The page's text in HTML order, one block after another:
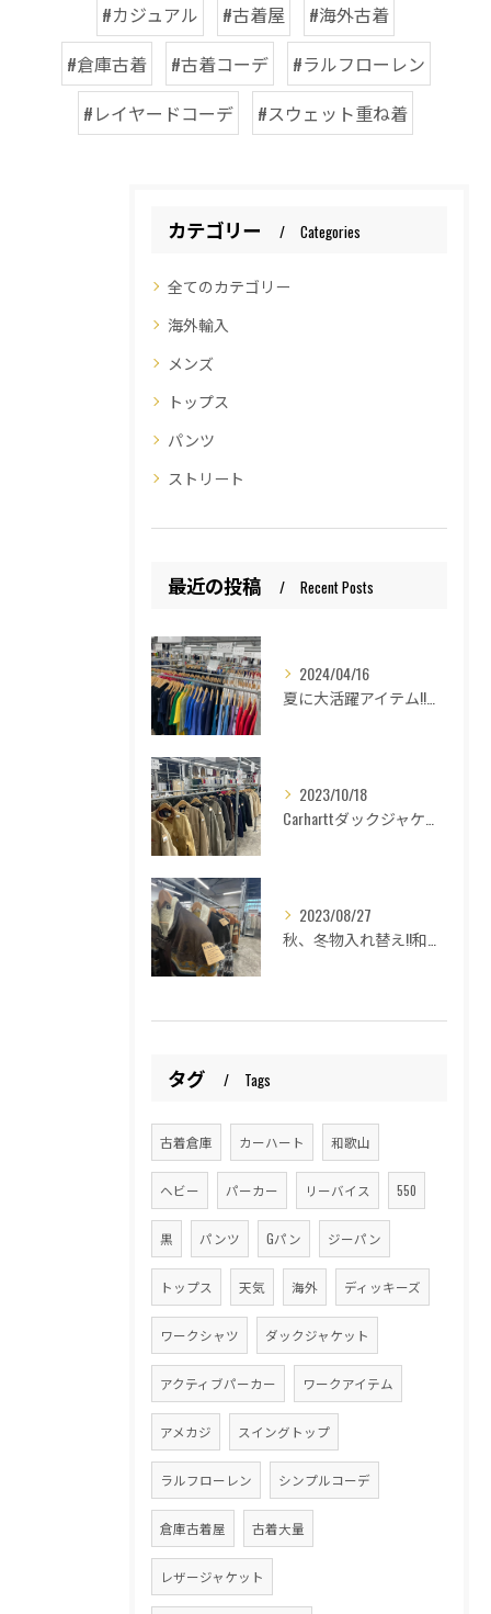
#カジュアル
#古着屋
#海外古着
#倉庫古着
#古着コーデ
#ラルフローレン
#レイヤードコーデ
#スウェット重ね着
カテゴリー Categories
全てのカテゴリー
海外輸入
メンズ
トップス
パンツ
ストリート
最近の投稿 Recent Posts
2024/04/16
2023/10/18
2023/08/27
タグ Tags
古着倉庫 カーハート 和歌山
ヘビー パーカー リーバイス 550
黒 パンツ Gパン ジーパン
トップス 天気 海外 ディッキーズ
ワークシャツ ダックジャケット
アクティブパーカー ワークアイテム
アメカジ スイングトップ
ラルフローレン シンプルコーデ
倉庫古着屋 古着大量
レザージャケット